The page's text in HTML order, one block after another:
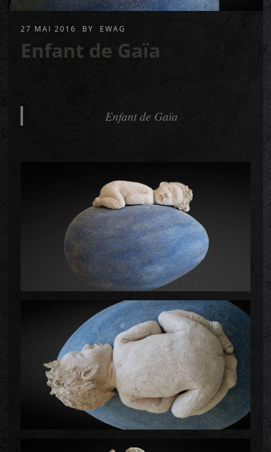
27 MAI 2016 BY EWAG
Enfant de Gaïa
Enfant de Gaïa